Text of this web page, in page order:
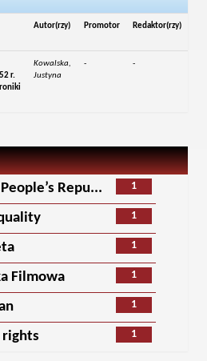
Autor(rzy) Promotor Redaktor(rzy)
r.
Kowalska,
Justyna
- -
1
Repu...
1
1
1
Filmowa
1
1
rights